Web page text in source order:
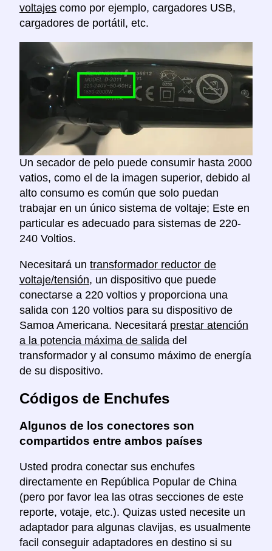
voltajes como por ejemplo, cargadores USB,
cargadores de portátil, etc.
Un secador de pelo puede consumir hasta 2000
vatios, como el de la imagen superior, debido al
alto consumo es común que solo puedan
trabajar en un único sistema de voltaje; Este en
particular es adecuado para sistemas de 220-
240 Voltios.
Necesitará un transformador reductor de
voltaje/tensión, un dispositivo que puede
conectarse a 220 voltios y proporciona una
salida con 120 voltios para su dispositivo de
Samoa Americana. Necesitará prestar atención
a la potencia máxima de salida del
transformador y al consumo máximo de energía
de su dispositivo.
Códigos de Enchufes
Algunos de los conectores son
compartidos entre ambos países
Usted prodra conectar sus enchufes
directamente en República Popular de China
(pero por favor lea las otras secciones de este
reporte, votaje, etc.). Quizas usted necesite un
adaptador para algunas clavijas, es usualmente
facil conseguir adaptadores en destino si su